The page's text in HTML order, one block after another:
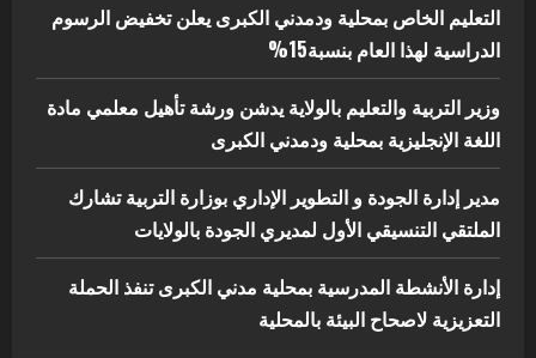
التعليم الخاص بمحلية ودمدني الكبرى يعلن تخفيض الرسوم
الدراسية لهذا العام بنسبة15%
وزير التربية والتعليم بالولاية يدشن ورشة تأهيل معلمي مادة
اللغة الإنجليزية بمحلية ودمدني الكبرى
مدير إدارة الجودة و التطوير الإداري بوزارة التربية تشارك
الملتقي التنسيقي الأول لمديري الجودة بالولايات
إدارة الأنشطة المدرسية بمحلية مدني الكبرى تنفذ الحملة
التعزيزية لاصحاح البيئة بالمحلية